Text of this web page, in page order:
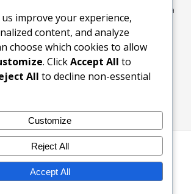
de marketing se crearon para los canales. La
obsoletos.
Buscar
Blog
Bloques Temáticos
Contactos
improve your experience,
content, and analyze
choose which cookies to allow
. ClickAccept All to
All to decline non-essential
Customize
Reject All
Accept All